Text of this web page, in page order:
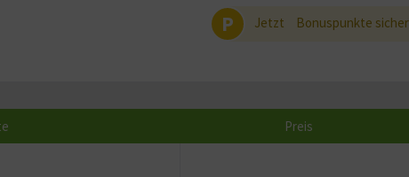
P Jetzt Bonuspunkte
Preis